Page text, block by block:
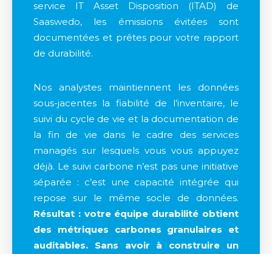
service IT Asset Disposition (ITAD) de
Saaswedo, les émissions évitées sont
documentées et prêtes pour votre rapport
de durabilité.
Nos analystes maintiennent les données
sous-jacentes la fiabilité de l’inventaire, le
suivi du cycle de vie et la documentation de
la fin de vie dans le cadre des services
managés sur lesquels vous vous appuyez
déjà. Le suivi carbone n’est pas une initiative
séparée : c’est une capacité intégrée qui
repose sur le même socle de données.
Résultat : votre équipe durabilité obtient
des métriques carbones granulaires et
auditables. Sans avoir à construire un